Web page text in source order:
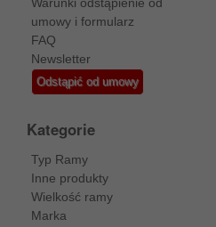
umowy i formularz
FAQ
Newsletter
Odstąpić od umowy
Kategorie
Typ Ramy
Inne produkty
Wielkość ramy
Marka